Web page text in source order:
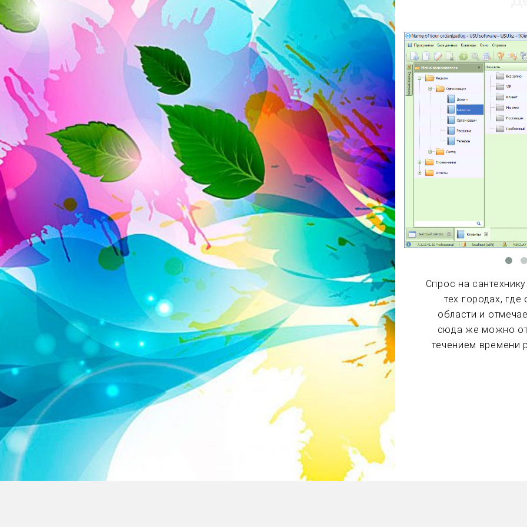
Спрос на
тех городах,
области и
сюда же можно
течением времени